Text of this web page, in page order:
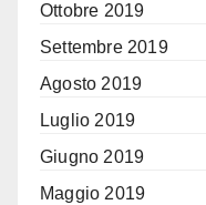
Ottobre 2019
Settembre 2019
Agosto 2019
Luglio 2019
Giugno 2019
Maggio 2019